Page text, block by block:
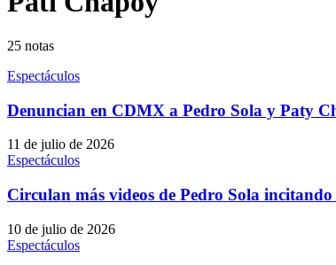
25 notas
Espectáculos
Denuncian en CDMX a Pedro Sola y Paty
11 de julio de 2026
Espectáculos
Circulan más videos de Pedro Sola
10 de julio de 2026
Espectáculos